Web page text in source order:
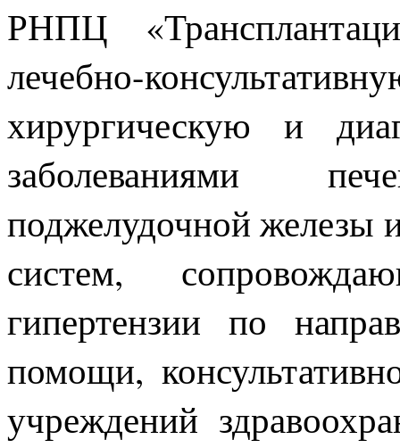
РНПЦ
лечебно-
хирургическую и
заболеваниями
поджелудочной железы
систем,
гипертензии по
помощи,
учреждений